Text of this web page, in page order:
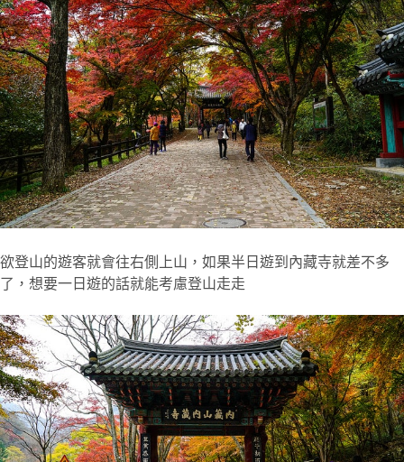
欲登山的遊客就會往右側上山，如果半日遊到內藏寺就差不多
了，想要一日遊的話就能考慮登山走走